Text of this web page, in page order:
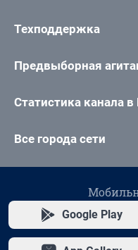
Техподдержка
Предвыборная
Статистика канала в
Все города сети
Google Play